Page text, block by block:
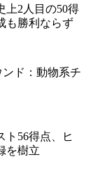
上2人目の50得
も勝利ならず
ド：動物系チ
ト56得点、ヒ
を樹立